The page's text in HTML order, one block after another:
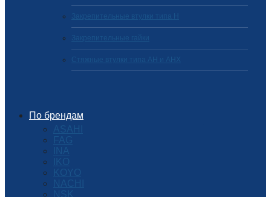
Закрепительные втулки типа H
Закрепительные гайки
Стяжные втулки типа AH и AHX
По брендам
ASAHI
FAG
INA
IKO
KOYO
NACHI
NSK